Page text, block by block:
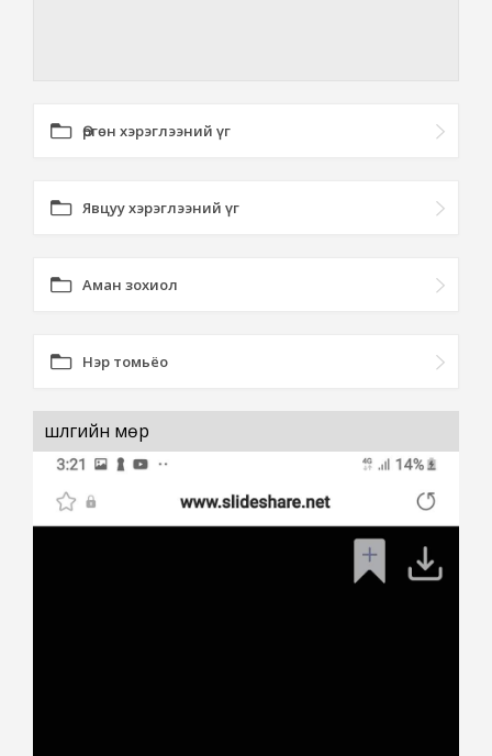
Өргөн хэрэглээний үг
Явцуу хэрэглээний үг
Аман зохиол
Нэр томьёо
шүлгийн мөр